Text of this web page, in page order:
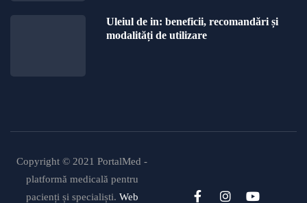
Uleiul de in: beneficii, recomandări și
modalități de utilizare
Copyright © 2021 PortalMed -
platformă medicală pentru
pacienți și specialiști. Web